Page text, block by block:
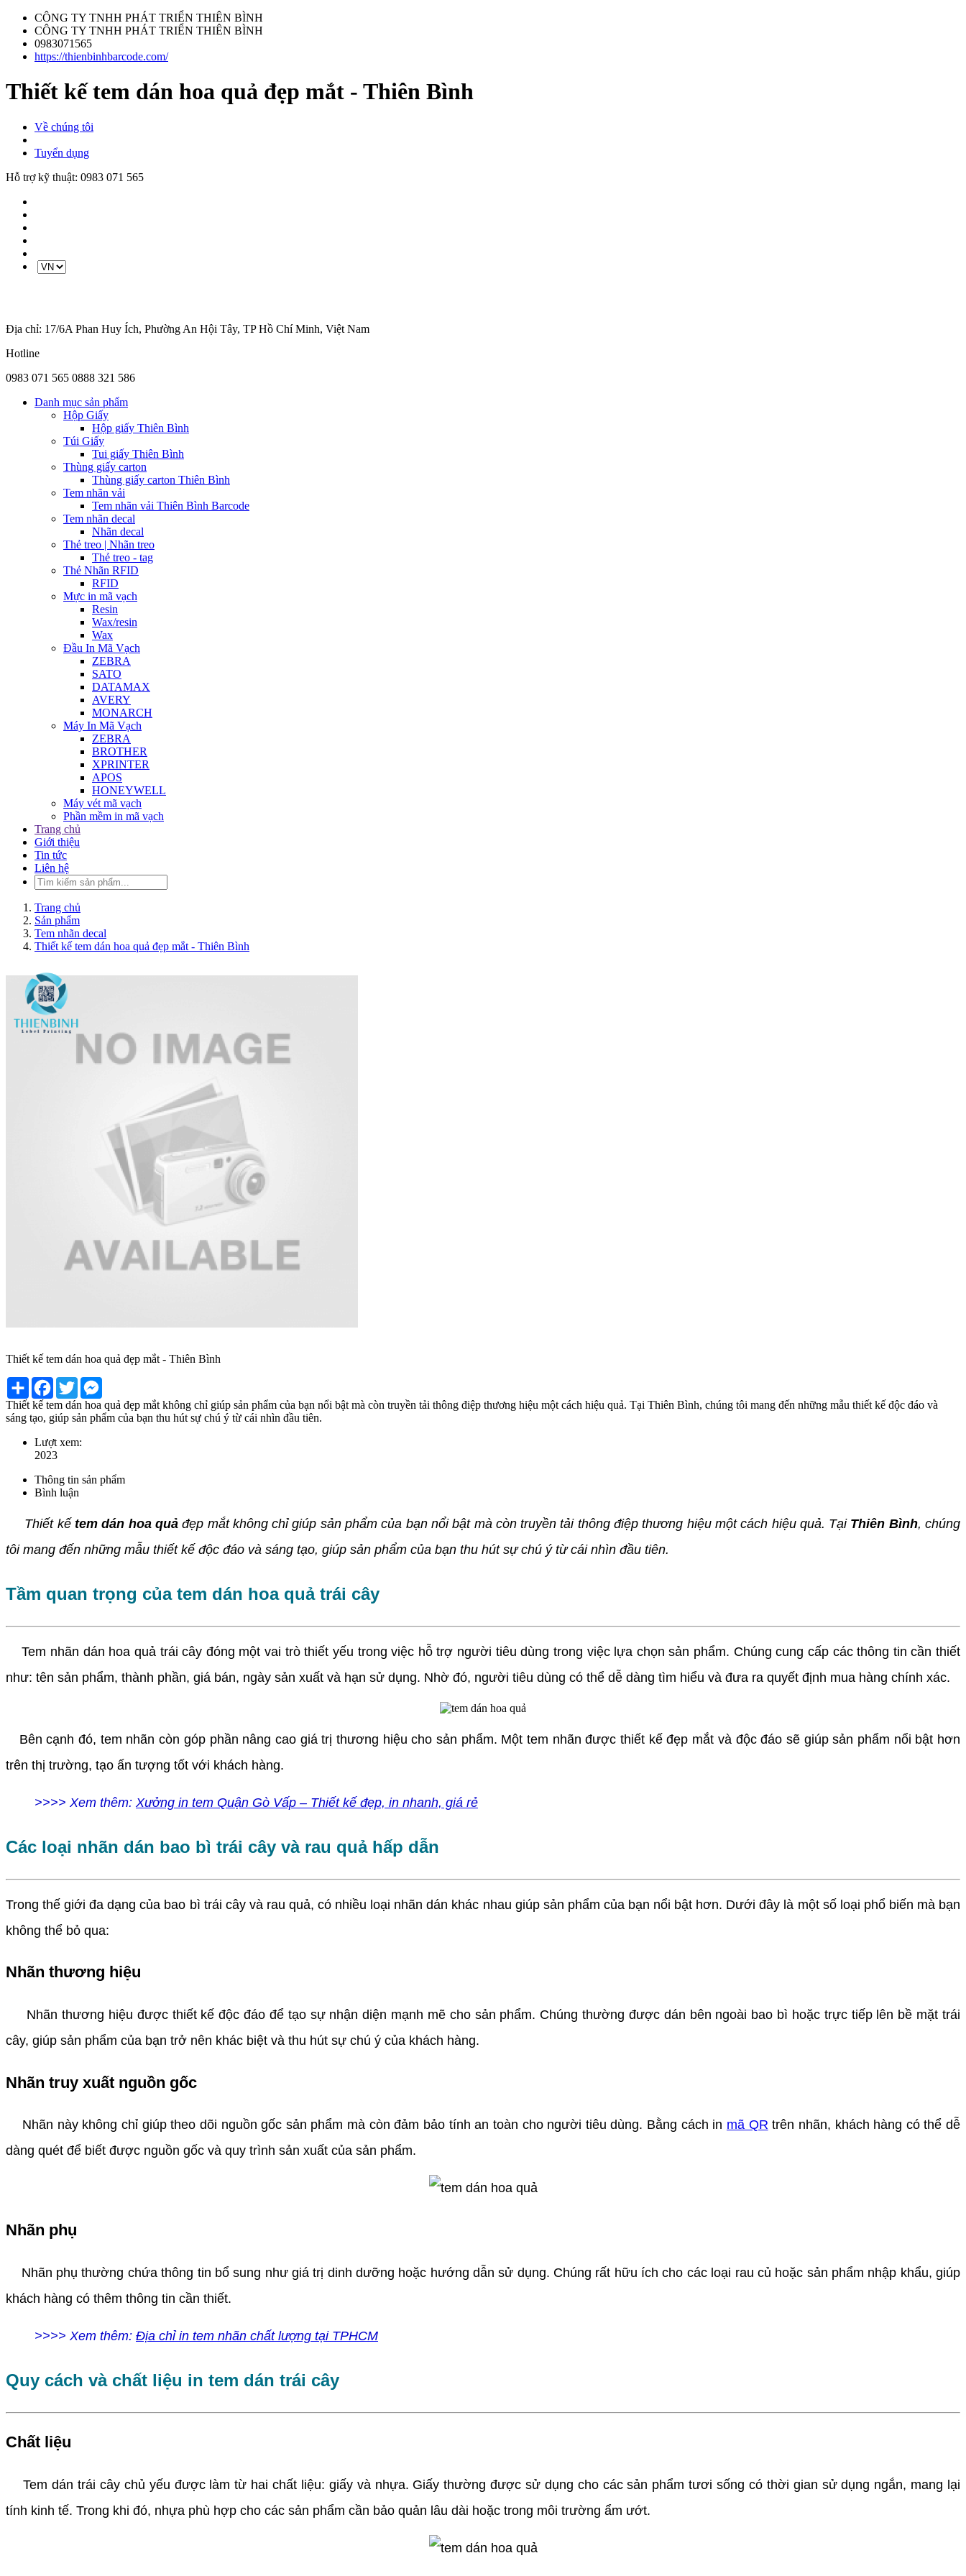
CÔNG TY TNHH PHÁT TRIỂN THIÊN BÌNH
CÔNG TY TNHH PHÁT TRIỂN THIÊN BÌNH
0983071565
https://thienbinhbarcode.com/
Thiết kế tem dán hoa quả đẹp mắt - Thiên Bình
Về chúng tôi
Tuyển dụng
Hỗ trợ kỹ thuật: 0983 071 565
Địa chỉ: 17/6A Phan Huy Ích, Phường An Hội Tây, TP Hồ Chí Minh, Việt Nam
Hotline
0983 071 565 0888 321 586
Danh mục sản phẩm
Hộp Giấy
Hộp giấy Thiên Bình
Túi Giấy
Tui giấy Thiên Bình
Thùng giấy carton
Thùng giấy carton Thiên Bình
Tem nhãn vải
Tem nhãn vải Thiên Bình Barcode
Tem nhãn decal
Nhãn decal
Thẻ treo | Nhãn treo
Thẻ treo - tag
Thẻ Nhãn RFID
RFID
Mực in mã vạch
Resin
Wax/resin
Wax
Đầu In Mã Vạch
ZEBRA
SATO
DATAMAX
AVERY
MONARCH
Máy In Mã Vạch
ZEBRA
BROTHER
XPRINTER
APOS
HONEYWELL
Máy vét mã vạch
Phần mềm in mã vạch
Trang chủ
Giới thiệu
Tin tức
Liên hệ
Trang chủ
Sản phẩm
Tem nhãn decal
Thiết kế tem dán hoa quả đẹp mắt - Thiên Bình
Thiết kế tem dán hoa quả đẹp mắt - Thiên Bình
Share Facebook
Twitter
Thiết kế tem dán hoa quả đẹp mắt không chỉ giúp sản phẩm của bạn nổi bật mà còn truyền tải thông điệp thương hiệu một cách hiệu quả. Tại Thiên Bình, chúng tôi mang đến những mẫu thiết kế độc đáo và
sáng tạo, giúp sản phẩm của bạn thu hút sự chú ý từ cái nhìn đầu tiên.
Lượt xem:
2023
Thông tin sản phẩm
Bình luận
Thiết kếtem dán hoa quả đẹp mắt không chỉ giúp sản phẩm của bạn nổi bật mà còn truyền tải thông điệp thương hiệu một cách hiệu quả. Tại Thiên Bình, chúng
tôi mang đến những mẫu thiết kế độc đáo và sáng tạo, giúp sản phẩm của bạn thu hút sự chú ý từ cái nhìn đầu tiên.
Tầm quan trọng của tem dán hoa quả trái cây
Tem nhãn dán hoa quả trái cây đóng một vai trò thiết yếu trong việc hỗ trợ người tiêu dùng trong việc lựa chọn sản phẩm. Chúng cung cấp các thông tin cần thiết
như: tên sản phẩm, thành phần, giá bán, ngày sản xuất và hạn sử dụng. Nhờ đó, người tiêu dùng có thể dễ dàng tìm hiểu và đưa ra quyết định mua hàng chính xác.
Bên cạnh đó, tem nhãn còn góp phần nâng cao giá trị thương hiệu cho sản phẩm. Một tem nhãn được thiết kế đẹp mắt và độc đáo sẽ giúp sản phẩm nổi bật hơn
trên thị trường, tạo ấn tượng tốt với khách hàng.
>>>> Xem thêm: Xưởng in tem Quận Gò Vấp – Thiết kế đẹp, in nhanh, giá rẻ
Các loại nhãn dán bao bì trái cây và rau quả hấp dẫn
Trong thế giới đa dạng của bao bì trái cây và rau quả, có nhiều loại nhãn dán khác nhau giúp sản phẩm của bạn nổi bật hơn. Dưới đây là một số loại phổ biến mà bạn
không thể bỏ qua:
Nhãn thương hiệu
Nhãn thương hiệu được thiết kế độc đáo để tạo sự nhận diện mạnh mẽ cho sản phẩm. Chúng thường được dán bên ngoài bao bì hoặc trực tiếp lên bề mặt trái
cây, giúp sản phẩm của bạn trở nên khác biệt và thu hút sự chú ý của khách hàng.
Nhãn truy xuất nguồn gốc
Nhãn này không chỉ giúp theo dõi nguồn gốc sản phẩm mà còn đảm bảo tính an toàn cho người tiêu dùng. Bằng cách in mã QR trên nhãn, khách hàng có thể dễ
dàng quét để biết được nguồn gốc và quy trình sản xuất của sản phẩm.
Nhãn phụ
Nhãn phụ thường chứa thông tin bổ sung như giá trị dinh dưỡng hoặc hướng dẫn sử dụng. Chúng rất hữu ích cho các loại rau củ hoặc sản phẩm nhập khẩu, giúp
khách hàng có thêm thông tin cần thiết.
>>>> Xem thêm: Địa chỉ in tem nhãn chất lượng tại TPHCM
Quy cách và chất liệu in tem dán trái cây
Chất liệu
Tem dán trái cây chủ yếu được làm từ hai chất liệu: giấy và nhựa. Giấy thường được sử dụng cho các sản phẩm tươi sống có thời gian sử dụng ngắn, mang lại
tính kinh tế. Trong khi đó, nhựa phù hợp cho các sản phẩm cần bảo quản lâu dài hoặc trong môi trường ẩm ướt.